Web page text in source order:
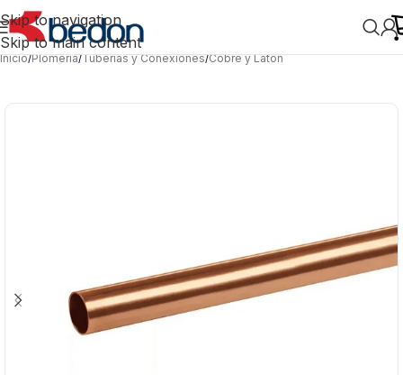
Skip to navigation
Skip to main content
Inicio/Plomería/Tuberías y Conexiones/Cobre y Latón